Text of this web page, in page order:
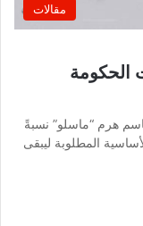
مقالات
لن تُفلِت الحكومة
هرم “ماسلو” نسبةً
المطلوبة ليبقى